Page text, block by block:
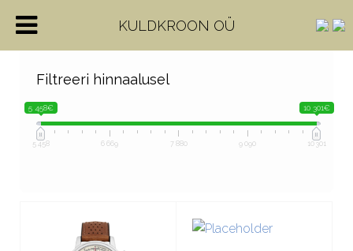
Filtreeri hinnaalusel
5 458€ 10 301€
5 458 6 669 7 880 9 090 10 301
KULDKROON OÜ